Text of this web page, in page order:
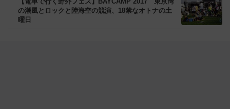
の潮風とロックと陸海空の競演、18禁なオトナの土
曜日